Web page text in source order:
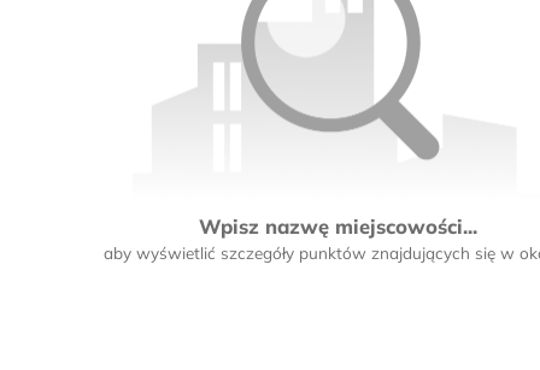
Wpisz nazwę miejscowości...
aby wyświetlić szczegóły punktów znajdujących się w